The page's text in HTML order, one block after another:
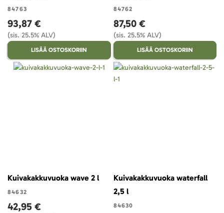
84763
93,87 €
(sis. 25.5% ALV)
LISÄÄ OSTOSKORIIN
84762
87,50 €
(sis. 25.5% ALV)
LISÄÄ OSTOSKORIIN
Kuivakakkuvuoka wave 2 l
84632
42,95 €
Kuivakakkuvuoka waterfall
2,5 l
84630